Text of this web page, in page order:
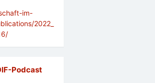
im-
2022_
Podcast